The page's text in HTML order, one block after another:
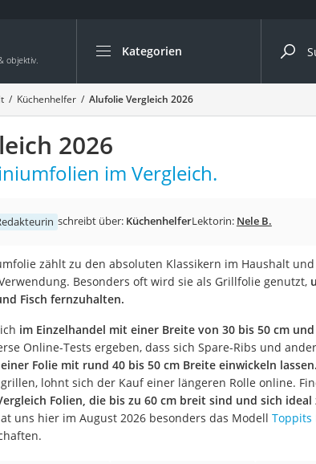
Kategorien
Die beliebtesten Vergleiche nach
Haushalt
Wassersprudler
Zentralstaubsauger
Brotbackautomat
Wäschespinne
Spülmaschinentabs
Akku-Staubsauger
AEG-Waschmaschine
Saug-Wisch-Roboter
Handstaubsauger
Milchaufschäumer
Küchenhelfer Alufolie Vergleich 2026
2026
im Vergleich.
schreibt über: KüchenhelferLektorin: Nele B.
zählt zu den absoluten Klassikern im Haushalt
Besonders oft wird sie als Grillfolie genutzt,
Fisch fernzuhalten.
im Einzelhandel mit einer Breite von 30 bis 50 cm
Online-Tests ergeben, dass sich Spare-Ribs und
Folie mit rund 40 bis 50 cm Breite einwickeln lassen.
lohnt sich der Kauf einer längeren Rolle online.
Folien, die bis zu 60 cm breit sind und sich ideal
uns hier im August 2026 besonders das Modell Toppits